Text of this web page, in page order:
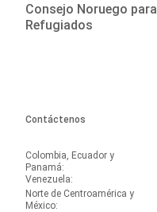
Consejo Noruego para
Refugiados
Contáctenos
Colombia, Ecuador y
Panamá:
Venezuela:
Norte de Centroamérica y
México: